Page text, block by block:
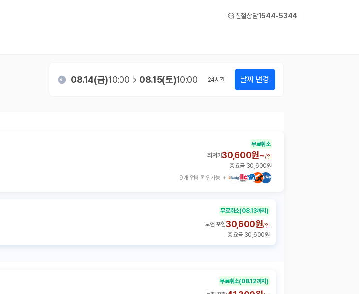
친절상담1544-5344
08.14(금)10:00 08.15(토)10:00 24시간 날짜 변경
9개 업체 확인가능
무료취소
최저가30,600원~/일
총 요금 30,600원
무료취소(08.13까지)
보험 포함30,600원/일
총 요금 30,600원
무료취소(08.12까지)